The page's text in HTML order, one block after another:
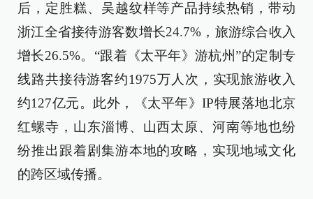
后，定胜糕、吴越纹样等产品持续热销，带动
浙江全省接待游客数增长24.7%，旅游综合收入
增长26.5%。“跟着《太平年》游杭州”的定制专
线路共接待游客约1975万人次，实现旅游收入
约127亿元。此外，《太平年》IP特展落地北京
红螺寺，山东淄博、山西太原、河南等地也纷
纷推出跟着剧集游本地的攻略，实现地域文化
的跨区域传播。